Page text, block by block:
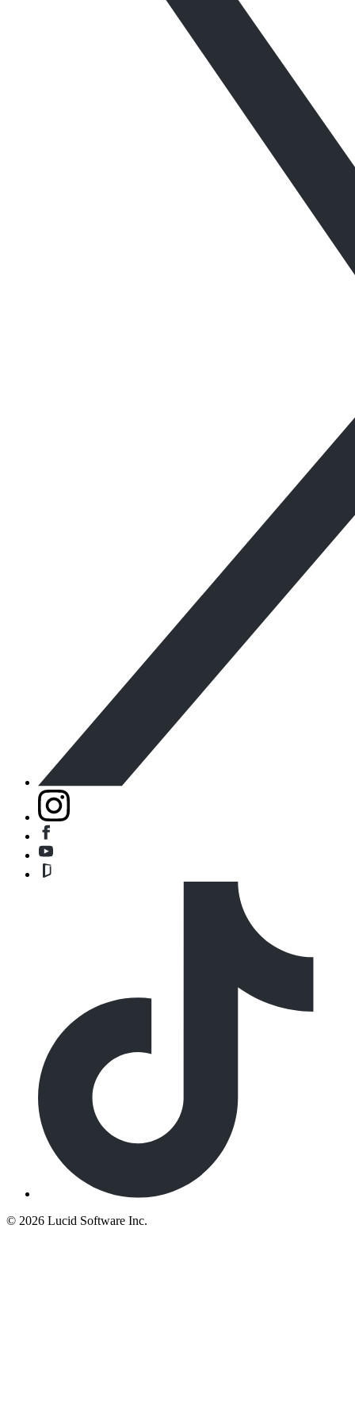
© 2026 Lucid Software Inc.